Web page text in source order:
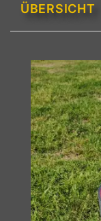
ÜBERSICHT